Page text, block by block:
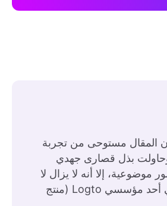
المقال مستوحى من تجربة
بذل قصارى جهدي
موضوعية، إلا أنه لا يزال لا
يمكن إهماله أنني أحد مؤسسي Logto (منتج